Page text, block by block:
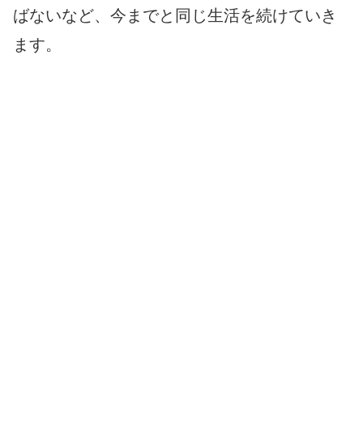
ばないなど、今までと同じ生活を続けていき
ます。